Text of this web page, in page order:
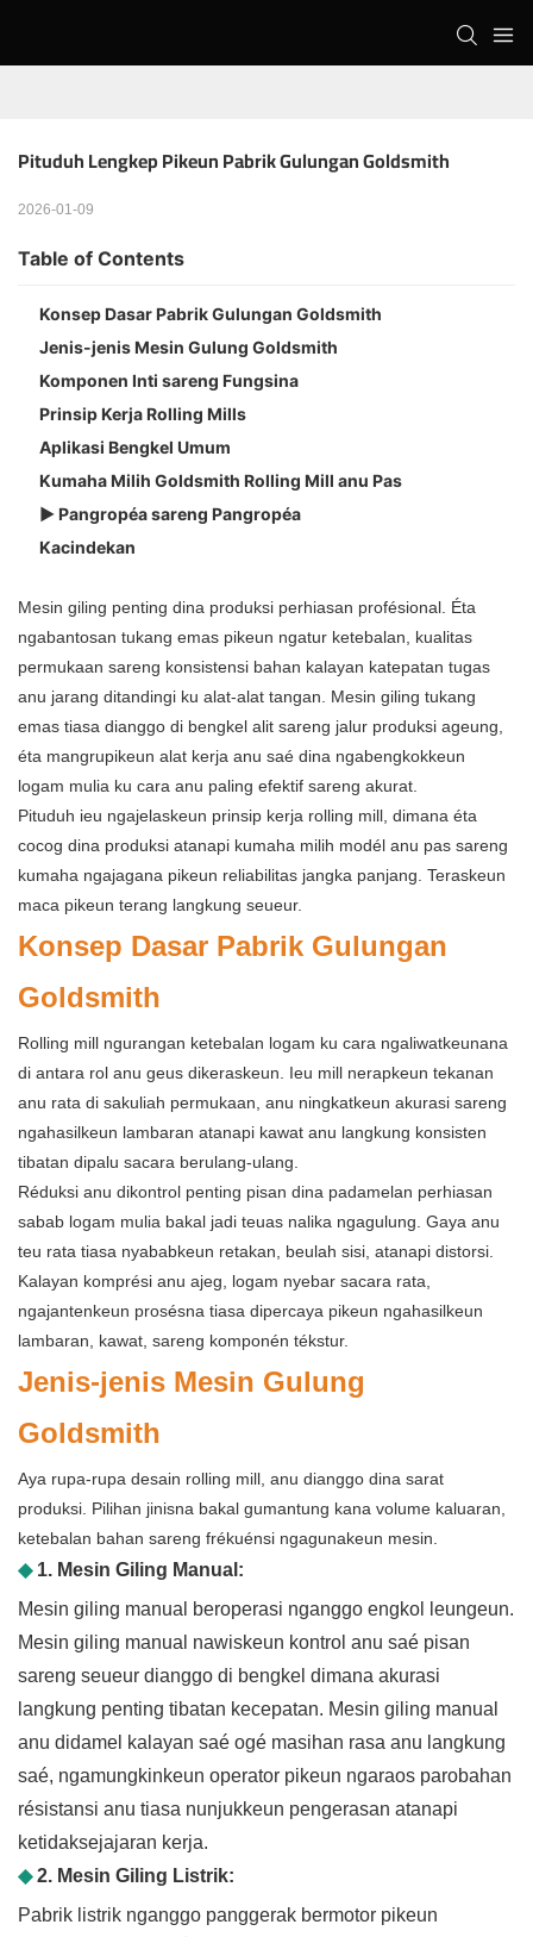
Pituduh Lengkep Pikeun Pabrik Gulungan Goldsmith
2026-01-09
Table of Contents
Konsep Dasar Pabrik Gulungan Goldsmith
Jenis-jenis Mesin Gulung Goldsmith
Komponen Inti sareng Fungsina
Prinsip Kerja Rolling Mills
Aplikasi Bengkel Umum
Kumaha Milih Goldsmith Rolling Mill anu Pas
▶ Pangropéa sareng Pangropéa
Kacindekan
Mesin giling penting dina produksi perhiasan profésional. Éta
ngabantosan tukang emas pikeun ngatur ketebalan, kualitas
permukaan sareng konsistensi bahan kalayan katepatan tugas
anu jarang ditandingi ku alat-alat tangan. Mesin giling tukang
emas tiasa dianggo di bengkel alit sareng jalur produksi ageung,
éta mangrupikeun alat kerja anu saé dina ngabengkokkeun
logam mulia ku cara anu paling efektif sareng akurat.
Pituduh ieu ngajelaskeun prinsip kerja rolling mill, dimana éta
cocog dina produksi atanapi kumaha milih modél anu pas sareng
kumaha ngajagana pikeun reliabilitas jangka panjang. Teraskeun
maca pikeun terang langkung seueur.
Konsep Dasar Pabrik Gulungan
Goldsmith
Rolling mill ngurangan ketebalan logam ku cara ngaliwatkeunana
di antara rol anu geus dikeraskeun. Ieu mill nerapkeun tekanan
anu rata di sakuliah permukaan, anu ningkatkeun akurasi sareng
ngahasilkeun lambaran atanapi kawat anu langkung konsisten
tibatan dipalu sacara berulang-ulang.
Réduksi anu dikontrol penting pisan dina padamelan perhiasan
sabab logam mulia bakal jadi teuas nalika ngagulung. Gaya anu
teu rata tiasa nyababkeun retakan, beulah sisi, atanapi distorsi.
Kalayan komprési anu ajeg, logam nyebar sacara rata,
ngajantenkeun prosésna tiasa dipercaya pikeun ngahasilkeun
lambaran, kawat, sareng komponén tékstur.
Jenis-jenis Mesin Gulung
Goldsmith
Aya rupa-rupa desain rolling mill, anu dianggo dina sarat
produksi. Pilihan jinisna bakal gumantung kana volume kaluaran,
ketebalan bahan sareng frékuénsi ngagunakeun mesin.
◆1. Mesin Giling Manual:
Mesin giling manual beroperasi nganggo engkol leungeun.
Mesin giling manual nawiskeun kontrol anu saé pisan
sareng seueur dianggo di bengkel dimana akurasi
langkung penting tibatan kecepatan. Mesin giling manual
anu didamel kalayan saé ogé masihan rasa anu langkung
saé, ngamungkinkeun operator pikeun ngaraos parobahan
résistansi anu tiasa nunjukkeun pengerasan atanapi
ketidaksejajaran kerja.
◆2. Mesin Giling Listrik:
Pabrik listrik nganggo panggerak bermotor pikeun